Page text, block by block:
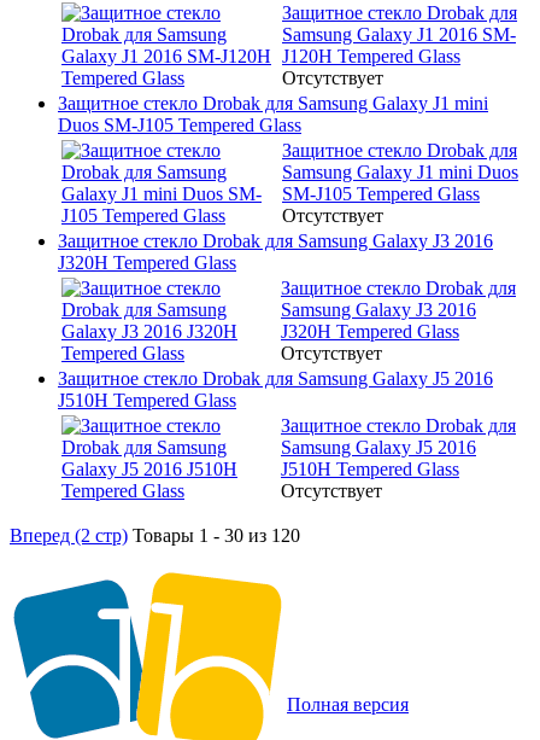
Защитное стекло Drobak для
Samsung Galaxy J1 2016 SM-
J120H Tempered Glass
Отсутствует
Защитное стекло Drobak для Samsung Galaxy J1 mini
Duos SM-J105 Tempered Glass
Защитное стекло Drobak для
Samsung Galaxy J1 mini Duos
SM-J105 Tempered Glass
Отсутствует
Защитное стекло Drobak для Samsung Galaxy J3 2016
J320H Tempered Glass
Защитное стекло Drobak для
Samsung Galaxy J3 2016
J320H Tempered Glass
Отсутствует
Защитное стекло Drobak для Samsung Galaxy J5 2016
J510H Tempered Glass
Защитное стекло Drobak для
Samsung Galaxy J5 2016
J510H Tempered Glass
Отсутствует
Вперед (2 стр) Товары 1 - 30 из 120
Полная версия